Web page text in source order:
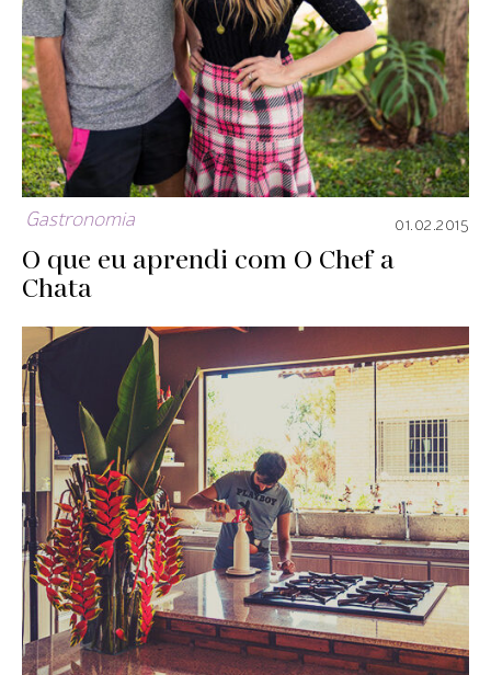
Gastronomia 01.02.2015
O que eu aprendi com O Chef a
Chata